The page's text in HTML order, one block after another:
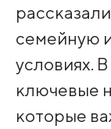
семейную
условиях.
ключевые
которые